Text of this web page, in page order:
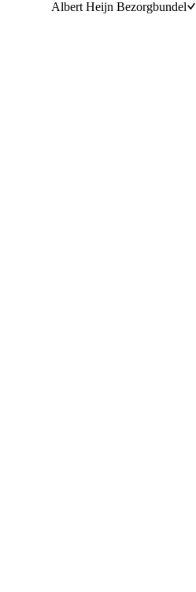
Albert Heijn Bezorgbundel